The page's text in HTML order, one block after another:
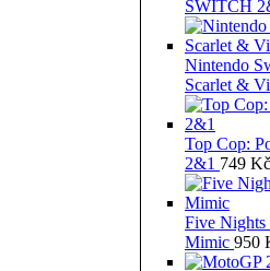
SWITCH
Nintendo
Scarlet &
Top Cop:
2&1 749 Kč
Five Nights
Mimic 950